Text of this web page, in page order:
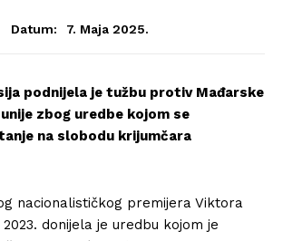
Datum: 7. Maja 2025.
podnijela je tužbu protiv Mađarske
zbog uredbe kojom se
na slobodu krijumčara
nacionalističkog premijera Viktora
donijela je uredbu kojom je